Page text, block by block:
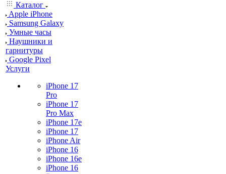
Каталог
Apple iPhone
Samsung Galaxy
Умные часы
Наушники и
гарнитуры
Google Pixel
Услуги
iPhone 17
Pro
iPhone 17
Pro Max
iPhone 17e
iPhone 17
iPhone Air
iPhone 16
iPhone 16e
iPhone 16